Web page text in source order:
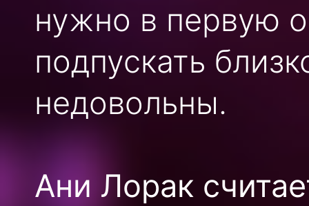
нужно в первую
подпускать
недовольны.
Ани Лорак